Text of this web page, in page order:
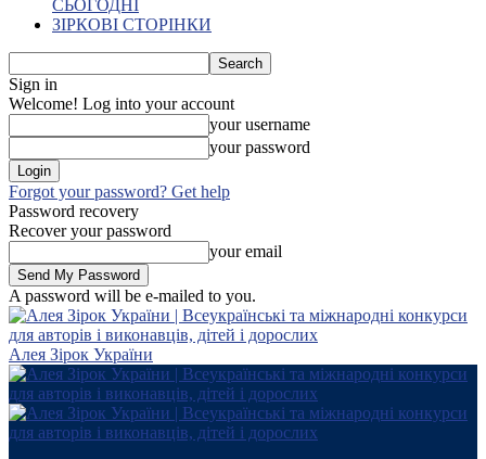
СЬОГОДНІ
ЗІРКОВІ СТОРІНКИ
Sign in
Welcome! Log into your account
your username
your password
Forgot your password? Get help
Password recovery
Recover your password
your email
A password will be e-mailed to you.
Алея Зірок України